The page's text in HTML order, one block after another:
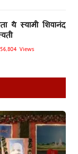
थे स्वामी शिवानंद
56,804 Views